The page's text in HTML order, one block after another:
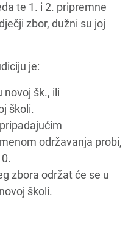
te 1. i 2. pripremne
zbor, dužni su joj
je:
novoj šk., ili
školi.
održavanja probi,
zbora održat će se u
školi.